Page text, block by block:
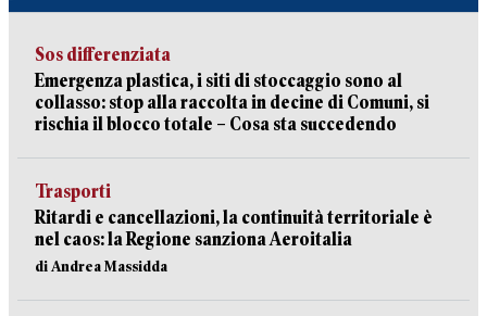
Sos differenziata
Emergenza plastica, i siti di stoccaggio sono al
collasso: stop alla raccolta in decine di Comuni, si
rischia il blocco totale – Cosa sta succedendo
Trasporti
Ritardi e cancellazioni, la continuità territoriale è
nel caos: la Regione sanziona Aeroitalia
di Andrea Massidda